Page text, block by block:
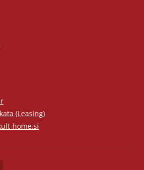
(Leasing)
home.si